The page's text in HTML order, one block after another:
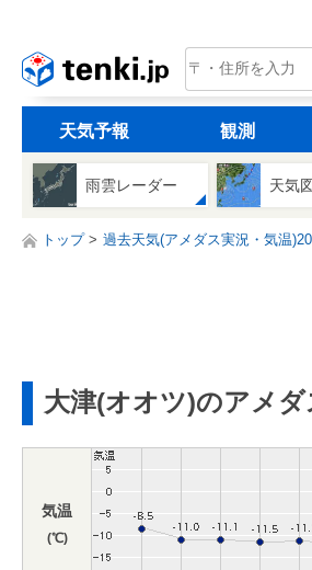
tenki.jp
天気予報 観測
雨雲レーダー 天気図
トップ 過去天気(アメダス実況・気温
大津(オオツ)のアメダ
気温
(℃)